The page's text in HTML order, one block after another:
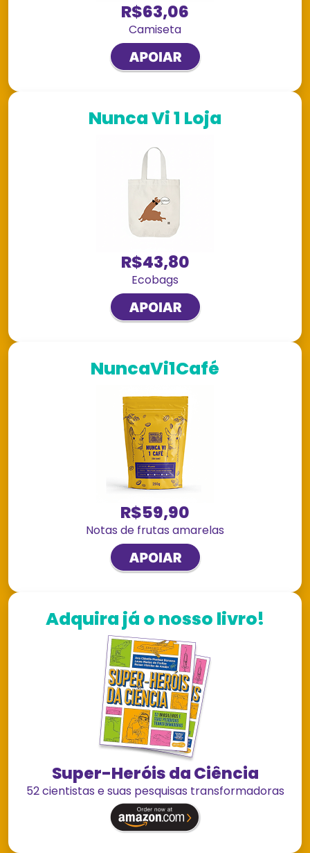
R$63,06
Camiseta
Nunca Vi 1 Loja
R$43,80
Ecobags
NuncaVi1Café
R$59,90
Notas de frutas amarelas
Adquira já o nosso livro!
Super-Heróis da Ciência
52 cientistas e suas pesquisas transformadoras